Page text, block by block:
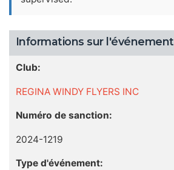
Informations sur l'événement
Club:
REGINA WINDY FLYERS INC
Numéro de sanction:
2024-1219
Type d'événement: